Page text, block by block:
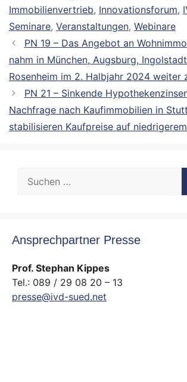
Immobilienvertrieb, Innovationsforum,
Seminare, Veranstaltungen, Webinare
PN 19 – Das Angebot an
nahm in München, Augsburg,
Rosenheim im 2. Halbjahr 2024 weiter
PN 21 – Sinkende
Nachfrage nach Kaufimmobilien in
stabilisieren Kaufpreise auf
nach:
Ansprechpartner Presse
Prof. Stephan Kippes
Tel.: 089 / 29 08 20 – 13
presse@ivd-sued.net